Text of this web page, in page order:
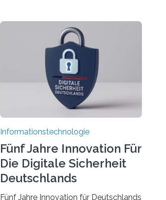
Informationstechnologie
Fünf Jahre Innovation Für
Die Digitale Sicherheit
Deutschlands
Fünf Jahre Innovation für Deutschlands